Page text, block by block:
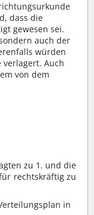
dass die
gewesen sei.
auch der
würden
Auch
von dem
zu 1. und die
rechtskräftig zu
in